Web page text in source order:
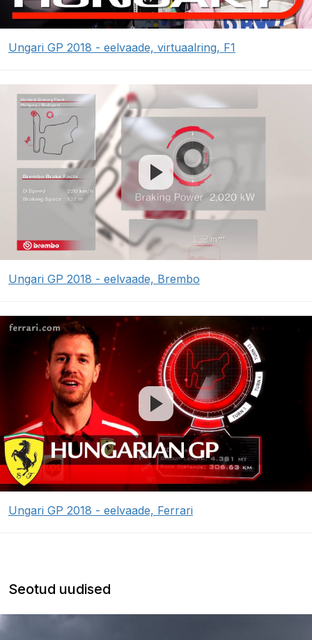
Ungari GP 2018 - eelvaade, virtuaalring, F1
Ungari GP 2018 - eelvaade, Brembo
Ungari GP 2018 - eelvaade, Ferrari
Seotud uudised